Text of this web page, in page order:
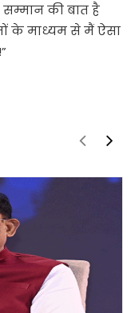
की बात है
के माध्यम से मैं ऐसा